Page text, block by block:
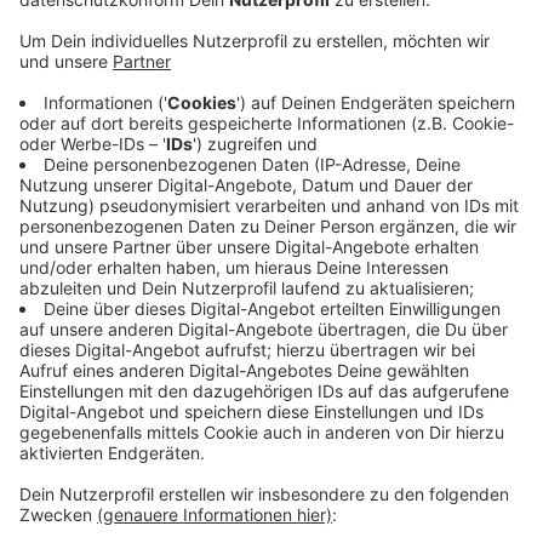
Anzeige
Das berichten mehrere Medien übereinstimmend und
berufen sich auf das Landgericht Bonn. Es ging um ein
Teilstück des Leinpfades. Den hatte die Stadt Bad
Honnef für null Euro gekauft. Bedingung war aber, dass
die Stadt den Trampelpfad ordentlich als Gehweg
ausbaut. Das hat sie nicht getan. Sie war der Meinung,
viele Auflagen würden die Umsetzung erschweren. Das
Gericht ließ das aber nicht gelten. Deswegen muss
Bad Honnef jetzt mehr als 100.000 Euro an die
Bundesanstalt für Immobilienaufgaben zahlen.
Anzeige